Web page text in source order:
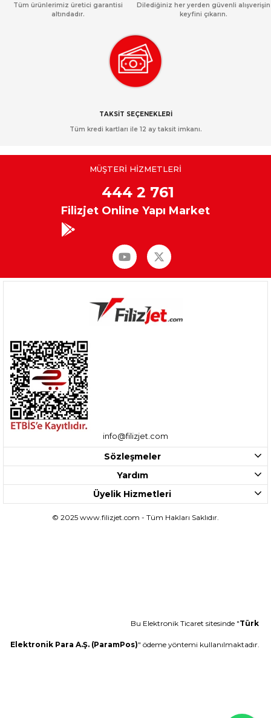
Tüm ürünlerimiz üretici garantisi
altındadır.
Dilediğiniz her yerden güvenli alışverişin
keyfini çıkarın.
TAKSİT SEÇENEKLERİ
Tüm kredi kartları ile 12 ay taksit imkanı.
MÜŞTERİ HİZMETLERİ
444 2 761
Filizjet Online Yapı Market
info@filizjet.com
Sözleşmeler
Yardım
Üyelik Hizmetleri
© 2025 www.filizjet.com - Tüm Hakları Saklıdır.
Bu Elektronik Ticaret sitesinde "Türk
Elektronik Para A.Ş. (ParamPos)" ödeme yöntemi kullanılmaktadır.